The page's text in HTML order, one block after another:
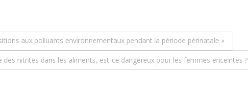
aux polluants environnementaux pendant la période périnatale »
des nitrites dans les aliments, est-ce dangereux pour les femmes enceintes ?